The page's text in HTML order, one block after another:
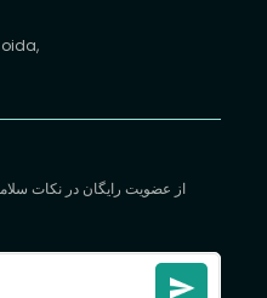
از عضویت رایگان در نکات